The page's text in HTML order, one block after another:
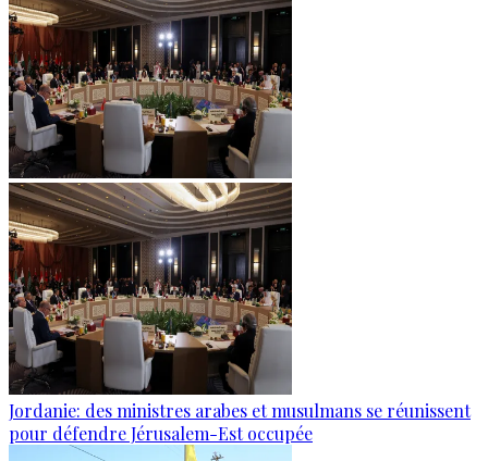
Jordanie: des ministres arabes et musulmans se réunissent
pour défendre Jérusalem-Est occupée